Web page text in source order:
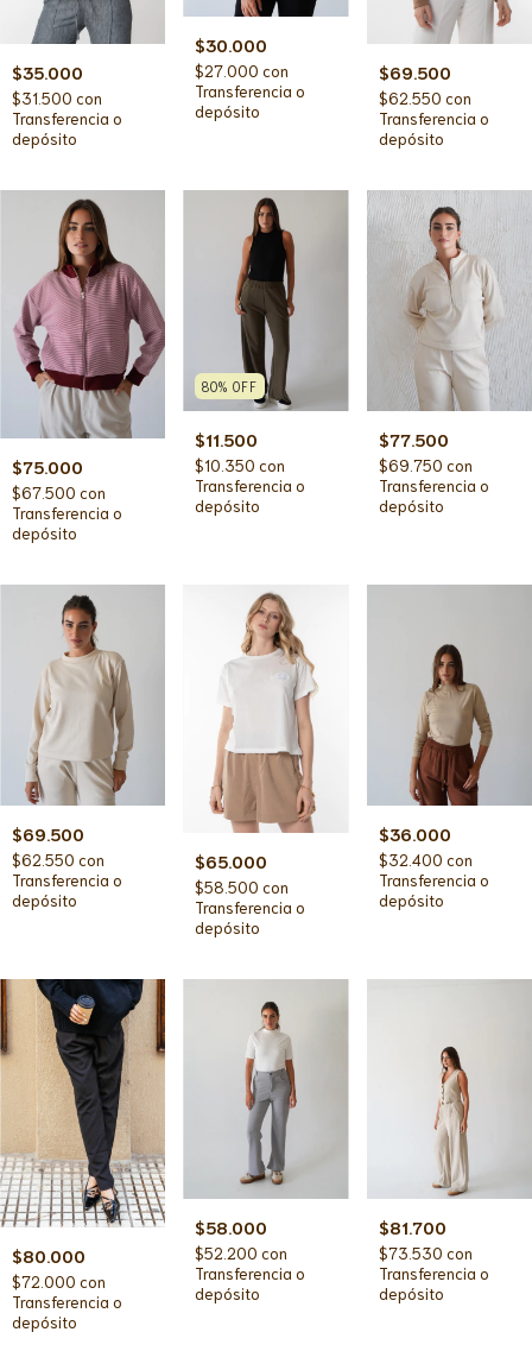
$35.000
$31.500 con
Transferencia o
depósito
$30.000
$27.000con
Transferencia o
depósito
$69.500
$62.550 con
Transferencia o
depósito
$75.000
$67.500 con
Transferencia o
depósito
80%OFF
$11.500
$10.350con
Transferencia o
depósito
$77.500
$69.750 con
Transferencia o
depósito
$69.500
$62.550 con
Transferencia o
depósito
$65.000
$58.500con
Transferencia o
depósito
$36.000
$32.400 con
Transferencia o
depósito
$80.000
$72.000 con
Transferencia o
depósito
$58.000
$52.200con
Transferencia o
depósito
$81.700
$73.530 con
Transferencia o
depósito